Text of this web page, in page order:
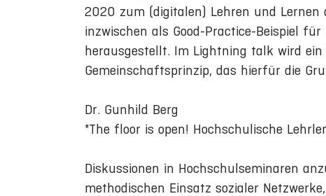
2020 zum (digitalen) Lehren und
inzwischen als Good-Practice-Beispiel
herausgestellt. Im Lightning talk wird ein
Gemeinschaftsprinzip, das hierfür die
Dr. Gunhild Berg
"The floor is open! Hochschulische
Diskussionen in Hochschulseminaren
methodischen Einsatz sozialer